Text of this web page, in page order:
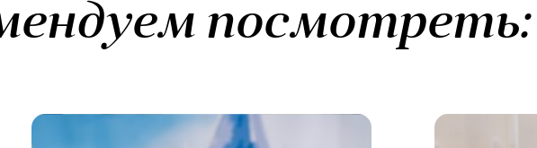
посмотреть: